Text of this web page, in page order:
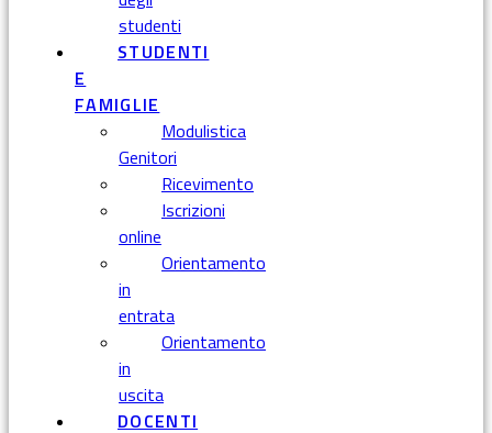
studenti
STUDENTI
E
FAMIGLIE
Modulistica
Genitori
Ricevimento
Iscrizioni
online
Orientamento
in
entrata
Orientamento
in
uscita
DOCENTI